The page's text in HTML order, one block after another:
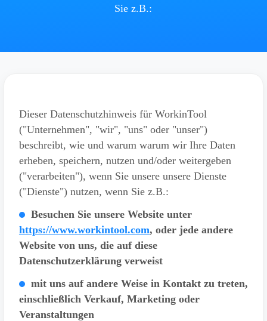
Sie z.B.:
Dieser Datenschutzhinweis für WorkinTool
("Unternehmen", "wir", "uns" oder "unser")
beschreibt, wie und warum warum wir Ihre Daten
erheben, speichern, nutzen und/oder weitergeben
("verarbeiten"), wenn Sie unsere unsere Dienste
("Dienste") nutzen, wenn Sie z.B.:
Besuchen Sie unsere Website unter
https://www.workintool.com, oder jede andere
Website von uns, die auf diese
Datenschutzerklärung verweist
mit uns auf andere Weise in Kontakt zu treten,
einschließlich Verkauf, Marketing oder
Veranstaltungen